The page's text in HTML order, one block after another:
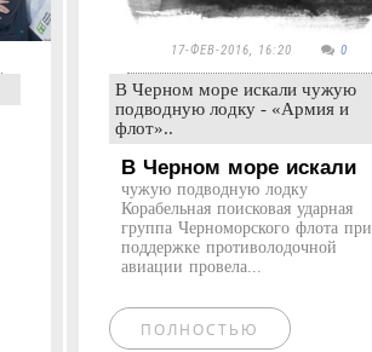
17-ФЕВ-2016, 16:20 0
В Черном море искали чужую
подводную лодку - «Армия и
флот»..
В Черном море искали
чужую подводную лодку
Корабельная поисковая ударная
группа Черноморского флота при
поддержке противолодочной
авиации провела...
ПОЛНОСТЬЮ